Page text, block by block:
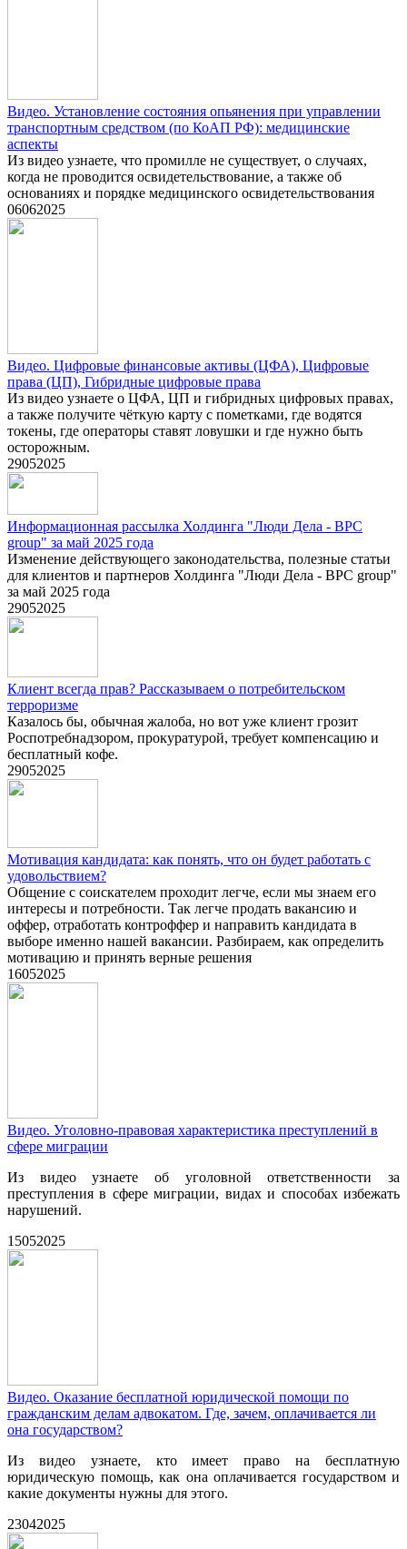
Видео. Установление состояния опьянения при управлении
транспортным средством (по КоАП РФ): медицинские
аспекты
Из видео узнаете, что промилле не существует, о случаях,
когда не проводится освидетельствование, а также об
основаниях и порядке медицинского освидетельствования
06062025
Видео. Цифровые финансовые активы (ЦФА), Цифровые
права (ЦП), Гибридные цифровые права
Из видео узнаете о ЦФА, ЦП и гибридных цифровых правах,
а также получите чёткую карту с пометками, где водятся
токены, где операторы ставят ловушки и где нужно быть
осторожным.
29052025
Информационная рассылка Холдинга "Люди Дела - BPC
group" за май 2025 года
Изменение действующего законодательства, полезные статьи
для клиентов и партнеров Холдинга "Люди Дела - BPC group"
за май 2025 года
29052025
Клиент всегда прав? Рассказываем о потребительском
терроризме
Казалось бы, обычная жалоба, но вот уже клиент грозит
Роспотребнадзором, прокуратурой, требует компенсацию и
бесплатный кофе.
29052025
Мотивация кандидата: как понять, что он будет работать с
удовольствием?
Общение с соискателем проходит легче, если мы знаем его
интересы и потребности. Так легче продать вакансию и
оффер, отработать контроффер и направить кандидата в
выборе именно нашей вакансии. Разбираем, как определить
мотивацию и принять верные решения
16052025
Видео. Уголовно-правовая характеристика преступлений в
сфере миграции
Из видео узнаете об уголовной ответственности за
преступления в сфере миграции, видах и способах избежать
нарушений.
15052025
Видео. Оказание бесплатной юридической помощи по
гражданским делам адвокатом. Где, зачем, оплачивается ли
она государством?
Из видео узнаете, кто имеет право на бесплатную
юридическую помощь, как она оплачивается государством и
какие документы нужны для этого.
23042025